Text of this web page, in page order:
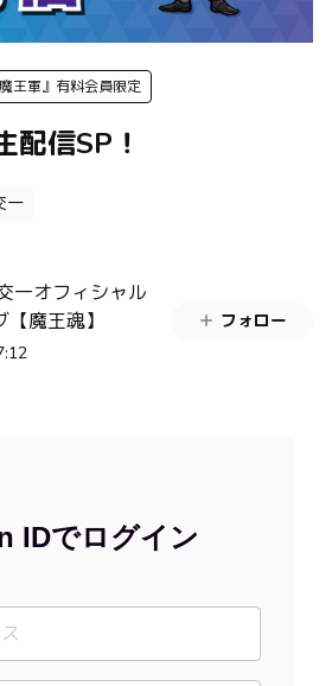
王軍』有料会員限定
配信SP！
一
一オフィシャル
魔王魂】
フォロー
IDでログイン